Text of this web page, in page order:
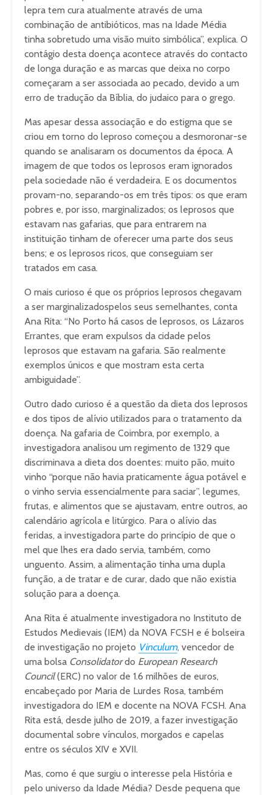
lepra tem cura atualmente através de uma
combinação de antibióticos, mas na Idade Média
tinha sobretudo uma visão muito simbólica”, explica. O
contágio desta doença acontece através do contacto
de longa duração e as marcas que deixa no corpo
começaram a ser associada ao pecado, devido a um
erro de tradução da Bíblia, do judaico para o grego.
Mas apesar dessa associação e do estigma que se
criou em torno do leproso começou a desmoronar-se
quando se analisaram os documentos da época. A
imagem de que todos os leprosos eram ignorados
pela sociedade não é verdadeira. E os documentos
provam-no, separando-os em três tipos: os que eram
pobres e, por isso, marginalizados; os leprosos que
estavam nas gafarias, que para entrarem na
instituição tinham de oferecer uma parte dos seus
bens; e os leprosos ricos, que conseguiam ser
tratados em casa.
O mais curioso é que os próprios leprosos chegavam
a ser marginalizadospelos seus semelhantes, conta
Ana Rita: “No Porto há casos de leprosos, os Lázaros
Errantes, que eram expulsos da cidade pelos
leprosos que estavam na gafaria. São realmente
exemplos únicos e que mostram esta certa
ambiguidade”.
Outro dado curioso é a questão da dieta dos leprosos
e dos tipos de alívio utilizados para o tratamento da
doença. Na gafaria de Coimbra, por exemplo, a
investigadora analisou um regimento de 1329 que
discriminava a dieta dos doentes: muito pão, muito
vinho “porque não havia praticamente água potável e
o vinho servia essencialmente para saciar”, legumes,
frutas, e alimentos que se ajustavam, entre outros, ao
calendário agrícola e litúrgico. Para o alívio das
feridas, a investigadora parte do princípio de que o
mel que lhes era dado servia, também, como
unguento. Assim, a alimentação tinha uma dupla
função, a de tratar e de curar, dado que não existia
solução para a doença.
Ana Rita é atualmente investigadora no Instituto de
Estudos Medievais (IEM) da NOVA FCSH e é bolseira
de investigação no projeto Vinculum, vencedor de
uma bolsa Consolidatordo European Research
Council(ERC) no valor de 1.6 milhões de euros,
encabeçado por Maria de Lurdes Rosa, também
investigadora do IEM e docente na NOVA FCSH. Ana
Rita está, desde julho de 2019, a fazer investigação
documental sobre vínculos, morgados e capelas
entre os séculos XIV e XVII.
Mas, como é que surgiu o interesse pela História e
pelo universo da Idade Média? Desde pequena que